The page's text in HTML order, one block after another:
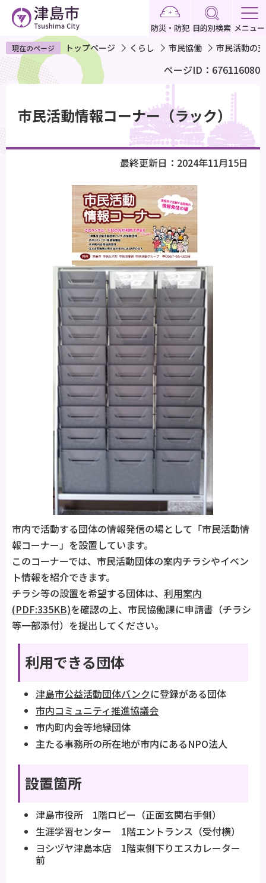
ペ
ー
ジ
で
す
防災・防犯 目的別検索 メニュー
現在のページ トップページ くらし 市民協働 市民活動の
ページID：676116080
市民活動情報コーナー（ラック）
最終更新日：2024年11月15日
市内で活動する団体の情報発信の場として「市民活動情
報コーナー」を設置しています。
このコーナーでは、市民活動団体の案内チラシやイベン
ト情報を紹介できます。
チラシ等の設置を希望する団体は、 利用案内
(PDF:335KB)を確認の上、市民協働課に申請書（チラシ
等一部添付）を提出してください。
利用できる団体
津島市公益活動団体バンクに登録がある団体
市内コミュニティ推進協議会
市内町内会等地縁団体
主たる事務所の所在地が市内にあるNPO法人
設置箇所
津島市役所 1階ロビー（正面玄関右手側）
生涯学習センター 1階エントランス（受付横）
ヨシヅヤ津島本店 1階東側下りエスカレーター
前